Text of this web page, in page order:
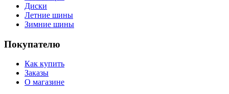
Диски
Летние шины
Зимние шины
Покупателю
Как купить
Заказы
О магазине